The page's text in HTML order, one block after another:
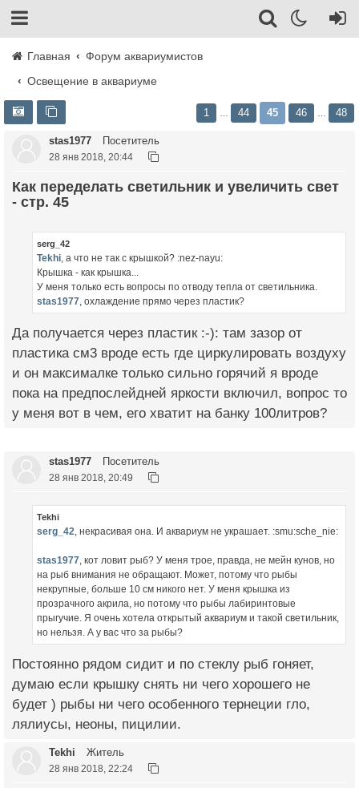
Главная
Форум аквариумистов
Освещение в аквариуме
1 44 45 46 48
stas1977 Посетитель
28 янв 2018, 20:44
Как переделать светильник и увеличить свет
- стр. 45
serg_42
Tekhi, а что не так с крышкой? :nez-nayu:
Крышка - как крышка...
У меня только есть вопросы по отводу тепла от светильника.
stas1977, охлаждение прямо через пластик?
Да получается через пластик :-): там зазор от
пластика см3 вроде есть где циркулировать воздуху
и он максималке только сильно горячий я вроде
пока на предпослейдней яркости включил, вопрос то
у меня вот в чем, его хватит на банку 100литров?
stas1977 Посетитель
28 янв 2018, 20:49
Tekhi
serg_42, некрасивая она. И аквариум не украшает. :smu:sche_nie:
stas1977, кот ловит рыб? У меня трое, правда, не мейн кунов, но
на рыб внимания не обращают. Может, потому что рыбы
некрупные, больше 10 см никого нет. У меня крышка из
прозрачного акрила, но потому что рыбы лабиринтовые
прыгучие. Я очень хотела открытый аквариум и такой светильник,
но нельзя. А у вас что за рыбы?
Постоянно рядом сидит и по стеклу рыб гоняет,
думаю если крышку снять ни чего хорошего не
будет ) рыбы ни чего особенного тернеции гло,
лялиусы, неоны, пицилии.
Tekhi Житель
28 янв 2018, 22:24